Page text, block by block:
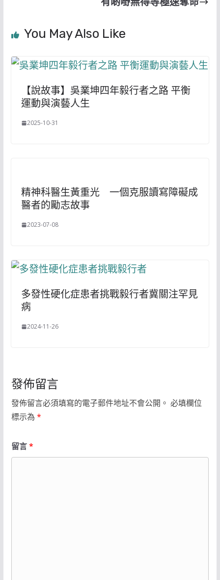
You May Also Like
【說故事】吳業坤四年毅行者之路 平衡
運動與演藝人生
2025-10-31
精神科醫生黃重光 一個克服讀寫障礙成
醫者的勵志故事
2023-07-08
多發性硬化症患者挑戰毅行者冀關注罕見
病
2024-11-26
發佈留言
發佈留言必須填寫的電子郵件地址不會公開。 必填欄位
標示為 *
留言*